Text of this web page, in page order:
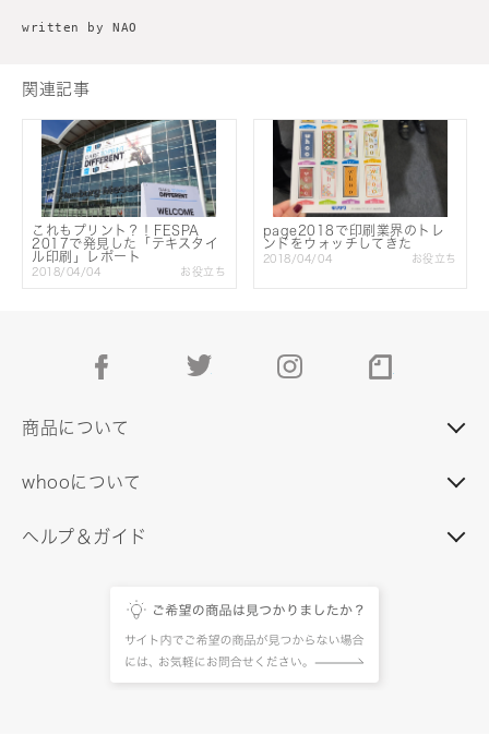
written by NAO
関連記事
これもプリント？！FESPA
2017で発見した「テキスタイ
ル印刷」レポート
2018/04/04 お役立ち
page2018で印刷業界のトレ
ンドをウォッチしてきた
2018/04/04 お役立ち
facebook instagram
商品について
whooについて
ヘルプ＆ガイド